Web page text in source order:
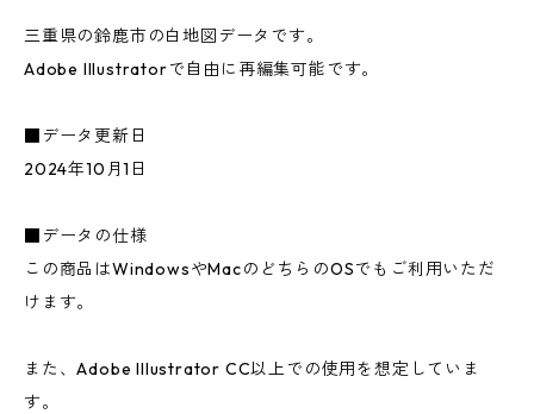
三重県の鈴鹿市の白地図データです。
Adobe Illustratorで自由に再編集可能です。
■データ更新日
2024年10月1日
■データの仕様
この商品はWindowsやMacのどちらのOSでもご利用いただ
けます。
また、Adobe Illustrator CC以上での使用を想定していま
す。